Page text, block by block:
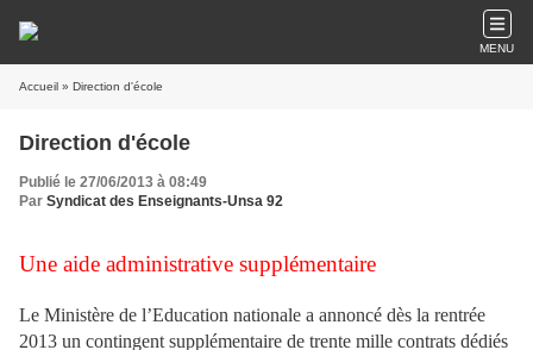
MENU
Accueil » Direction d'école
Direction d'école
Publié le 27/06/2013 à 08:49
Par Syndicat des Enseignants-Unsa 92
Une aide administrative supplémentaire
Le Ministère de l’Education nationale a annoncé dès la rentrée
2013 un contingent supplémentaire de trente mille contrats dédiés